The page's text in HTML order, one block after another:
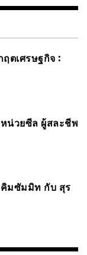
ตเศรษฐกิจ :
น่วยซีล ผู้สละชีพ
มซัมมิท กับ สุร